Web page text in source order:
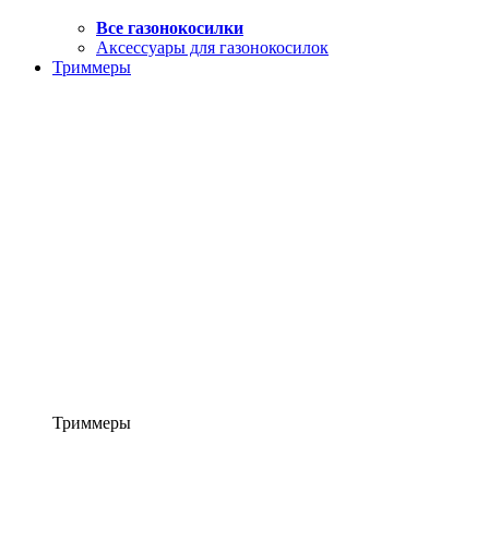
Все газонокосилки
Аксессуары для газонокосилок
Триммеры
Триммеры